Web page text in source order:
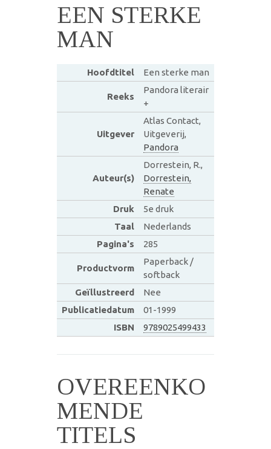
EEN STERKE
MAN
Hoofdtitel Een sterke man
Reeks
Pandora literair
+
Uitgever
Atlas Contact,
Uitgeverij,
Pandora
Auteur(s)
Dorrestein, R.,
Dorrestein,
Renate
Druk
5e druk
Taal
Nederlands
Pagina's
285
Productvorm
Paperback /
softback
Geïllustreerd
Nee
Publicatiedatum
01-1999
ISBN
9789025499433
OVEREENKO
MENDE
TITELS